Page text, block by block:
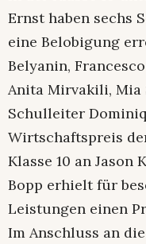
Ernst haben sechs
eine Belobigung
Belyanin,
Anita Mirvakili, Mia
Schulleiter
Wirtschaftspreis
Klasse 10 an Jason
Bopp erhielt für
Leistungen einen
Im Anschluss an